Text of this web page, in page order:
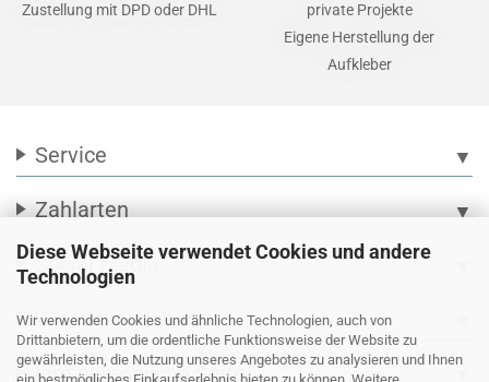
Diese Webseite verwendet Cookies und andere
Technologien
Wir verwenden Cookies und ähnliche Technologien, auch von
Drittanbietern, um die ordentliche Funktionsweise der Website zu
gewährleisten, die Nutzung unseres Angebotes zu analysieren und Ihnen
Zustellung mit DPD oder DHL
private Projekte
Eigene Herstellung der
Aufkleber
Service ▼
Zahlarten ▼
Social Media
Wir versenden mit
Ihre persönliche Seite